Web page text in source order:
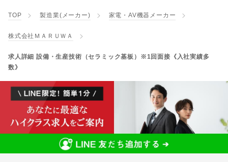
TOP 製造業(メーカー) 家電・AV機器メーカー
株式会社ＭＡＲＵＷＡ
求人詳細 設備・生産技術（セラミック基板）※1回面接《入社実績多
数》